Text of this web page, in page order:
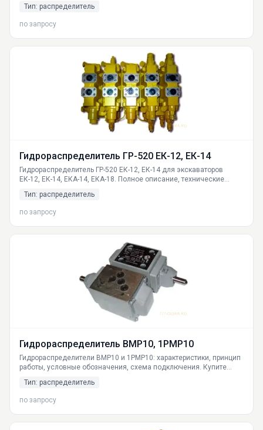
Тип: распределитель
по запросу
Гидрораспределитель ГР-520 ЕК-12, ЕК-14
Гидрораспределитель ГР-520 ЕК-12, ЕК-14 для экскаваторов
ЕК-12, ЕК-14, ЕКА-14, ЕКА-18. Полное описание, технические
доставка по России из Екатеринбурга.
Тип: распределитель
по запросу
Гидрораспределитель ВМР10, 1РМР10
Гидрораспределители ВМР10 и 1РМР10: характеристики, принцип
работы, условные обозначения, схема подключения. Купите
доставкой по РФ из Екатеринбурга. Работа при -40°С,
Тип: распределитель
по запросу